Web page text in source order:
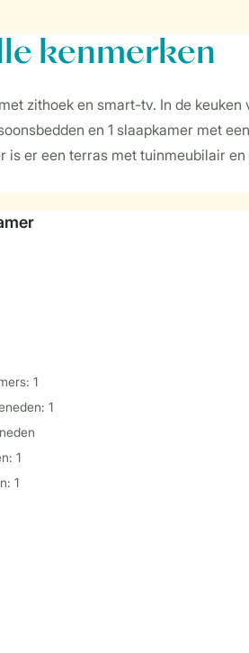
kenmerken
zithoek en smart-tv. In de
en 1 slaapkamer met
er een terras met tuinmeubilair
1
1
1
1